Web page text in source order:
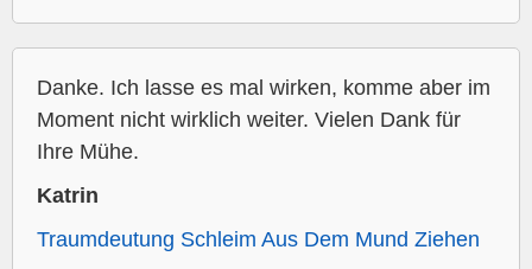
Danke. Ich lasse es mal wirken, komme aber im
Moment nicht wirklich weiter. Vielen Dank für
Ihre Mühe.
Katrin
Traumdeutung Schleim Aus Dem Mund Ziehen